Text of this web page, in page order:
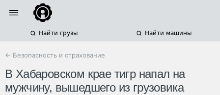
Найти грузы Найти машины
← Безопасность и страхование
В Хабаровском крае тигр напал на
мужчину, вышедшего из грузовика